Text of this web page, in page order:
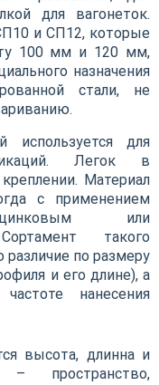
для вагонеток.
и СП12, которые
100 мм и 120 мм,
назначения
стали, не
используется для
Легок в
Материал
с применением
или
такого
различие по размеру
и его длине), а
нанесения
высота, длинна и
пространство,